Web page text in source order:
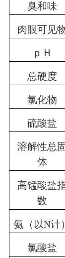
臭和味
肉眼可见
ｐＨ
总硬度
氯化物
硫酸盐
溶解性总固
体
高锰酸盐
数
氨（以N计）
氯酸盐